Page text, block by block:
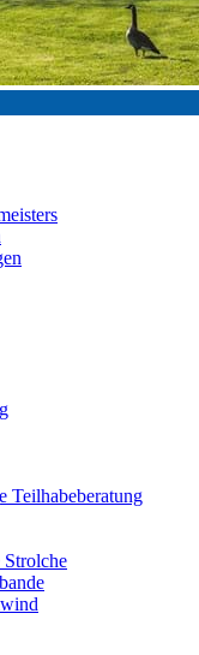
Teilhabeberatung
Strolche